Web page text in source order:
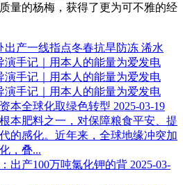
量的杨梅，获得了更为可不雅的经
出产一线指点冬春抗旱防冻 浠水
演手记｜用本人的能量为爱发电
演手记｜用本人的能量为爱发电
演手记｜用本人的能量为爱发电
本全球化取绿色转型 2025-03-19
本肥料之一，对保障粮食平安、提
的感化。近年来，全球地缘冲突加
，叠...
出产100万吨氯化钾的背 2025-03-